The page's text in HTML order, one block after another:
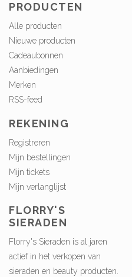
PRODUCTEN
Alle producten
Nieuwe producten
Cadeaubonnen
Aanbiedingen
Merken
RSS-feed
REKENING
Registreren
Mijn bestellingen
Mijn tickets
Mijn verlanglijst
FLORRY'S
SIERADEN
Florry's Sieraden is al jaren
actief in het verkopen van
sieraden en beauty producten.